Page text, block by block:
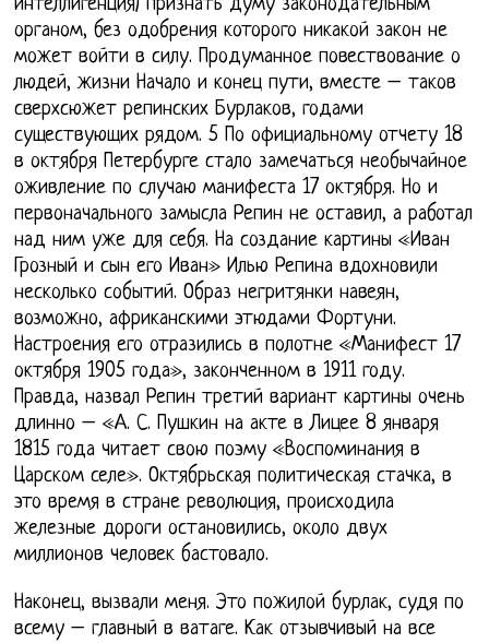
интеллигенция) признать думу законодательным
органом, без одобрения которого никакой закон не
может войти в силу. Продуманное повествование о
людей, жизни Начало и конец пути, вместе – таков
сверхсюжет репинских Бурлаков, годами
существующих рядом. 5 По официальному отчету 18
в октября Петербурге стало замечаться необычайное
оживление по случаю манифеста 17 октября. Но и
первоначального замысла Репин не оставил, а работал
над ним уже для себя. На создание картины «Иван
Грозный и сын его Иван» Илью Репина вдохновили
несколько событий. Образ негритянки навеян,
возможно, африканскими этюдами Фортуни.
Настроения его отразились в полотне «Манифест 17
октября 1905 года», законченном в 1911 году.
Правда, назвал Репин третий вариант картины очень
длинно – «А. С. Пушкин на акте в Лицее 8 января
1815 года читает свою поэму «Воспоминания в
Царском селе». Октябрьская политическая стачка, в
это время в стране революция, происходила
железные дороги остановились, около двух
миллионов человек бастовало.
Наконец, вызвали меня. Это пожилой бурлак, судя по
всему – главный в ватаге. Как отзывчивый на все